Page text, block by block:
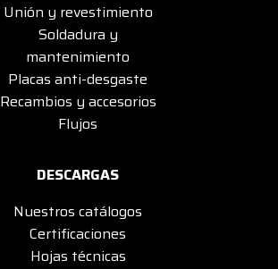
Unión y revestimiento
Soldadura y
mantenimiento
Placas anti-desgaste
Recambios y accesorios
Flujos
DESCARGAS
Nuestros catálogos
Certificaciones
Hojas técnicas